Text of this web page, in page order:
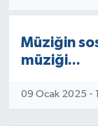
Müziğin
müziği...
09 Ocak 2025 -